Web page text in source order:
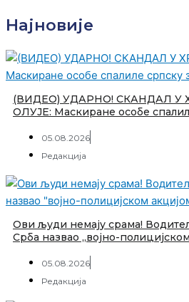
Најновије
(ВИДЕО) УДАРНО! СКАНДАЛ
ОЛУЈЕ: Маскиране особе
05.08.2026
Редакција
Ови људи немају срама!
Срба назвао „војно-
05.08.2026
Редакција